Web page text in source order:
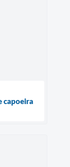
capoeira